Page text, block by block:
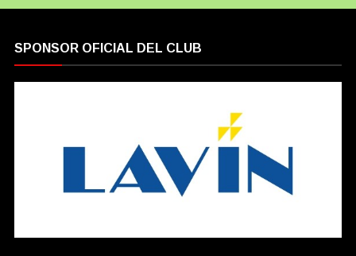
SPONSOR OFICIAL DEL CLUB